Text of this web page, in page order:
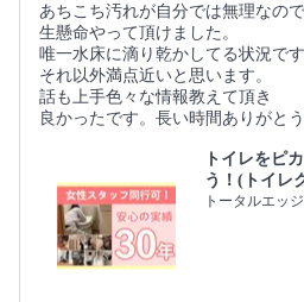
あちこち汚れが自分では無理なの
生懸命やって頂けました。
唯一水床に滴り乾かしてる状況です
それ以外満点近いと思います。
話も上手色々な情報教えて頂き
良かったです。長い時間ありがと
トイレをピ
う！(トイレ
トータルエッ